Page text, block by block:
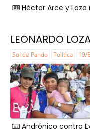
Héctor Arce y
LEONARDO
Sol de Pando Política 19/
Andrónico contra